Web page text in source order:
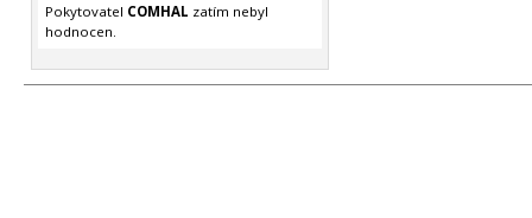
Pokytovatel COMHAL zatím nebyl
hodnocen.